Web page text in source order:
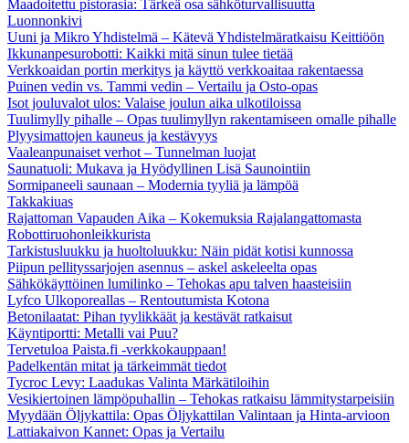
Maadoitettu pistorasia: Tärkeä osa sähköturvallisuutta
Luonnonkivi
Uuni ja Mikro Yhdistelmä – Kätevä Yhdistelmäratkaisu Keittiöön
Ikkunanpesurobotti: Kaikki mitä sinun tulee tietää
Verkkoaidan portin merkitys ja käyttö verkkoaitaa rakentaessa
Puinen vedin vs. Tammi vedin – Vertailu ja Osto-opas
Isot jouluvalot ulos: Valaise joulun aika ulkotiloissa
Tuulimylly pihalle – Opas tuulimyllyn rakentamiseen omalle pihalle
Plyysimattojen kauneus ja kestävyys
Vaaleanpunaiset verhot – Tunnelman luojat
Saunatuoli: Mukava ja Hyödyllinen Lisä Saunointiin
Sormipaneeli saunaan – Modernia tyyliä ja lämpöä
Takkakiuas
Rajattoman Vapauden Aika – Kokemuksia Rajalangattomasta
Robottiruohonleikkurista
Tarkistusluukku ja huoltoluukku: Näin pidät kotisi kunnossa
Piipun pellityssarjojen asennus – askel askeleelta opas
Sähkökäyttöinen lumilinko – Tehokas apu talven haasteisiin
Lyfco Ulkoporeallas – Rentoutumista Kotona
Betonilaatat: Pihan tyylikkäät ja kestävät ratkaisut
Käyntiportti: Metalli vai Puu?
Tervetuloa Paista.fi -verkkokauppaan!
Padelkentän mitat ja tärkeimmät tiedot
Tycroc Levy: Laadukas Valinta Märkätiloihin
Vesikiertoinen lämpöpuhallin – Tehokas ratkaisu lämmitystarpeisiin
Myydään Öljykattila: Opas Öljykattilan Valintaan ja Hinta-arvioon
Lattiakaivon Kannet: Opas ja Vertailu